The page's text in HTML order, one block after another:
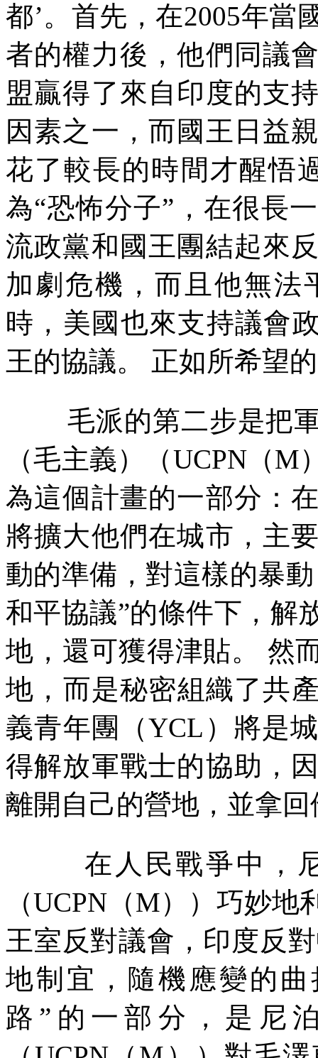
都’。首先，在2005年當
者的權力後，他們同議
盟贏得了來自印度的支
因素之一，而國王日益
花了較長的時間才醒悟
為“恐怖分子”，在很長
流政黨和國王團結起來
加劇危機，而且他無法
時，美國也來支持議會
王的協議。
正如所希望
毛派的第二步是把
（毛主義）（UCPN（M
為這個計畫的一部分：
將擴大他們在城市，主
動的準備，對這樣的暴
和平協議”的條件下，解
地，還可獲得津貼。
然
地，而是秘密組織了共
義青年團（YCL ）將是
得解放軍戰士的協助，
離開自己的營地，並拿
在人民戰爭中，
（UCPN （M））巧妙地
王室反對議會，印度反
地制宜，隨機應變的
路”的一部分，是尼